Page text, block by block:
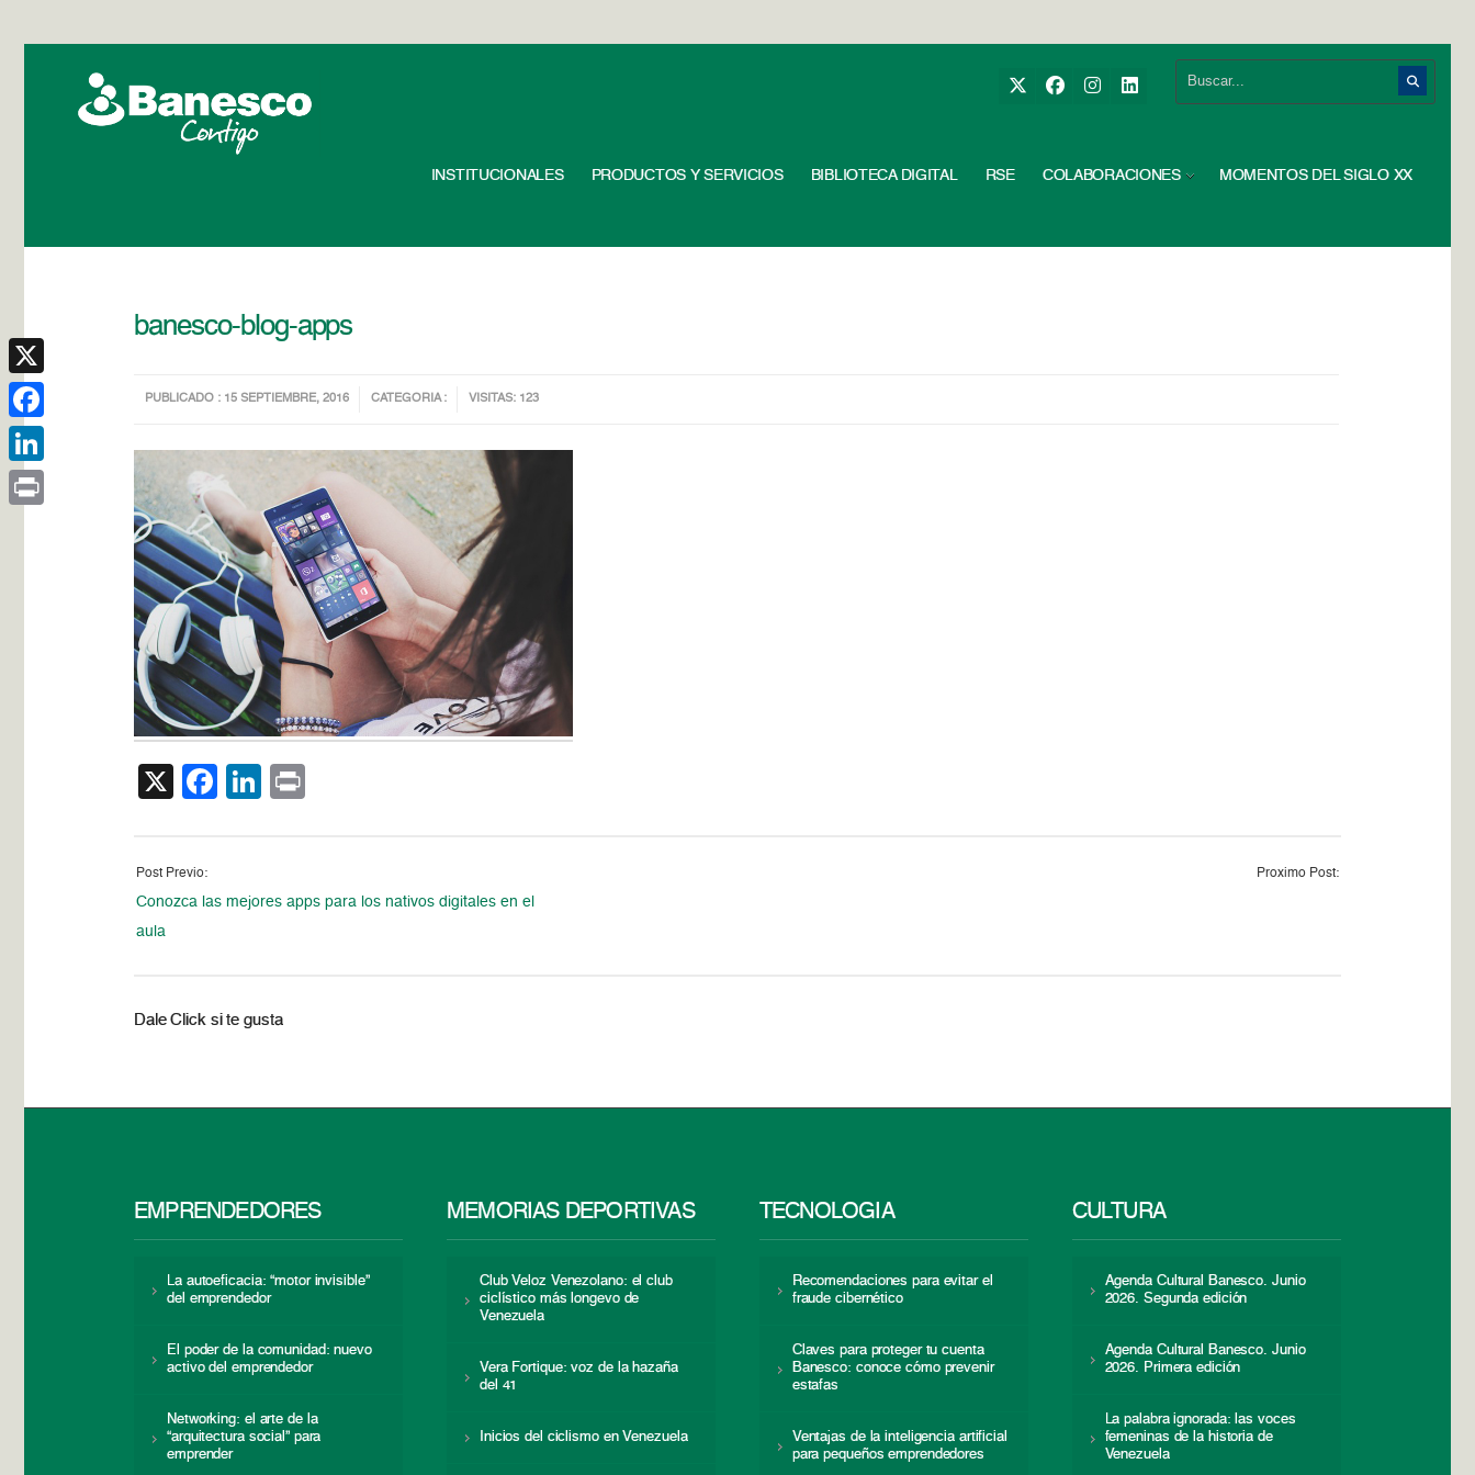
INSTITUCIONALES PRODUCTOS Y SERVICIOS BIBLIOTECA DIGITAL RSE COLABORACIONES MOMENTOS DEL SIGLO XX
banesco-blog-apps
PUBLICADO : 15 SEPTIEMBRE, 2016 CATEGORIA : VISITAS: 123
X Facebook
LinkedIn
Post Previo:
Conozca las mejores apps para los nativos digitales en el
aula
Proximo Post:
Dale Click si te gusta
EMPRENDEDORES
La autoeficacia: “motor invisible”
del emprendedor
El poder de la comunidad: nuevo
activo del emprendedor
Networking: el arte de la
“arquitectura social” para
emprender
MEMORIAS DEPORTIVAS
Club Veloz Venezolano: el club
ciclístico más longevo de
Venezuela
Vera Fortique: voz de la hazaña
del 41
Inicios del ciclismo en Venezuela
TECNOLOGÍA
Recomendaciones para evitar el
fraude cibernético
Claves para proteger tu cuenta
Banesco: conoce cómo prevenir
estafas
Ventajas de la inteligencia artificial
para pequeños emprendedores
CULTURA
Agenda Cultural Banesco. Junio
2026. Segunda edición
Agenda Cultural Banesco. Junio
2026. Primera edición
La palabra ignorada: las voces
femeninas de la historia de
Venezuela
X
Facebook
LinkedIn